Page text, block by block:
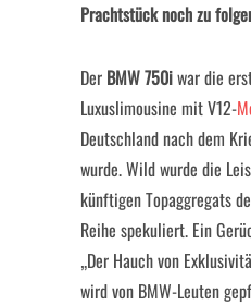
Prachtstück noch zu
Der BMW 750iwar die
Luxuslimousine mit V12-
Deutschland nach dem
wurde. Wild wurde die
künftigen Topaggregats
Reihe spekuliert. Ein
„Der Hauch von
wird von BMW-Leuten